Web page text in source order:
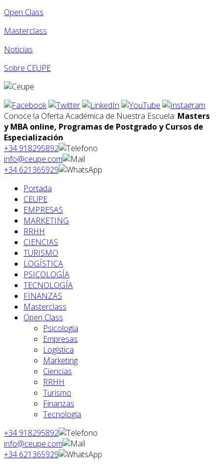
Open Class
Masterclass
Noticias
Sobre CEUPE
Conoce la Oferta Académica de Nuestra Escuela: Masters
y MBA online, Programas de Postgrado y Cursos de
Especialización
+34 918295892
info@ceupe.com
+34 621365929
Portada
CEUPE
EMPRESAS
MARKETING
RRHH
CIENCIAS
TURISMO
LOGÍSTICA
PSICOLOGÍA
TECNOLOGÍA
FINANZAS
Masterclass
Open Class
Psicología
Empresas
Logística
Marketing
Ciencias
RRHH
Turismo
Finanzas
Tecnología
+34 918295892
info@ceupe.com
+34 621365929